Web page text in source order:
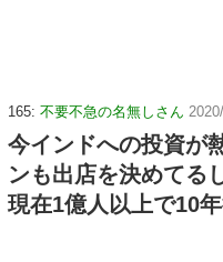
165: 不要不急の名無しさん
今インドへの投資が
ンも出店を決めてる
現在1億人以上で10